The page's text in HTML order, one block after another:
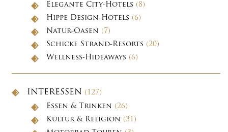
Elegante City-Hotels (8)
Hippe Design-Hotels (6)
Natur-Oasen (7)
Schicke Strand-Resorts (20)
Wellness-Hideaways (6)
INTERESSEN (127)
Essen & Trinken (26)
Kultur & Religion (31)